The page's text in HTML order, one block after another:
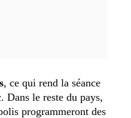
, ce qui rend la séance
Dans le reste du pays,
programmeront des